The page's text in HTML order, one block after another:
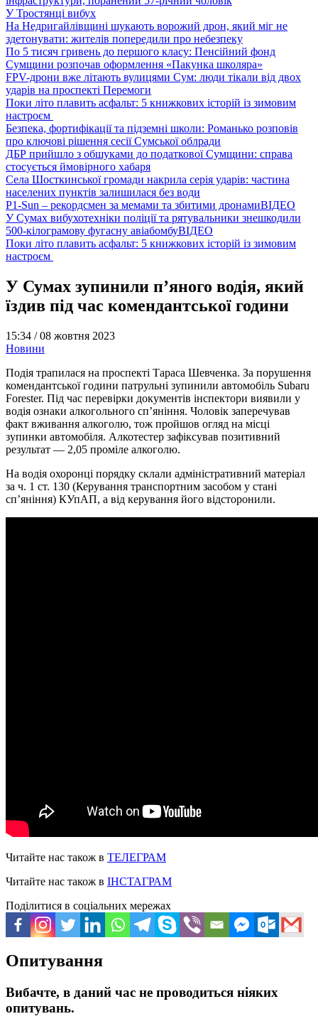
У Тростянці вибух
На Недригайлівщині шукають ворожий дрон, який міг не
здетонувати: жителів попередили про небезпеку
По 5 тисяч гривень до першого класу: Пенсійний фонд
Сумщини розпочав оформлення «Пакунка школяра»
FPV-дрони вже літають вулицями Сум: люди тікали від двох
ударів на проспекті Перемоги
Поки літо плавить асфальт: 5 книжкових історій із зимовим
настроєм
Безпека, фортифікації та підземні школи: Романько розповів
про ключові рішення сесії Сумської облради
ДБР прийшло з обшуками до податкової Сумщини: справа
стосується ймовірного хабаря
Села Шосткинської громади накрила серія ударів: частина
населених пунктів залишилася без води
P1-Sun – рекордсмен за мемами та збитими дронамиВІДЕО
У Сумах вибухотехніки поліції та рятувальники знешкодили
500-кілограмову фугасну авіабомбуВІДЕО
Поки літо плавить асфальт: 5 книжкових історій із зимовим
настроєм
У Сумах зупинили п’яного водія, який
їздив під час комендантської години
15:34 /08 жовтня 2023
Новини
Подія трапилася на проспекті Тараса Шевченка. За порушення
комендантської години патрульні зупинили автомобіль Subaru
Forester. Під час перевірки документів інспектори виявили у
водія ознаки алкогольного сп’яніння. Чоловік заперечував
факт вживання алкоголю, тож пройшов огляд на місці
зупинки автомобіля. Алкотестер зафіксував позитивний
результат — 2,05 проміле алкоголю.
На водія охоронці порядку склали адміністративний матеріал
за ч. 1 ст. 130 (Керування транспортним засобом у стані
сп’яніння) КУпАП, а від керування його відсторонили.
Читайте нас також в ТЕЛЕГРАМ
Читайте нас також в ІНСТАГРАМ
Поділитися в соціальних мережах
Опитування
Вибачте, в даний час не проводиться ніяких
опитувань.